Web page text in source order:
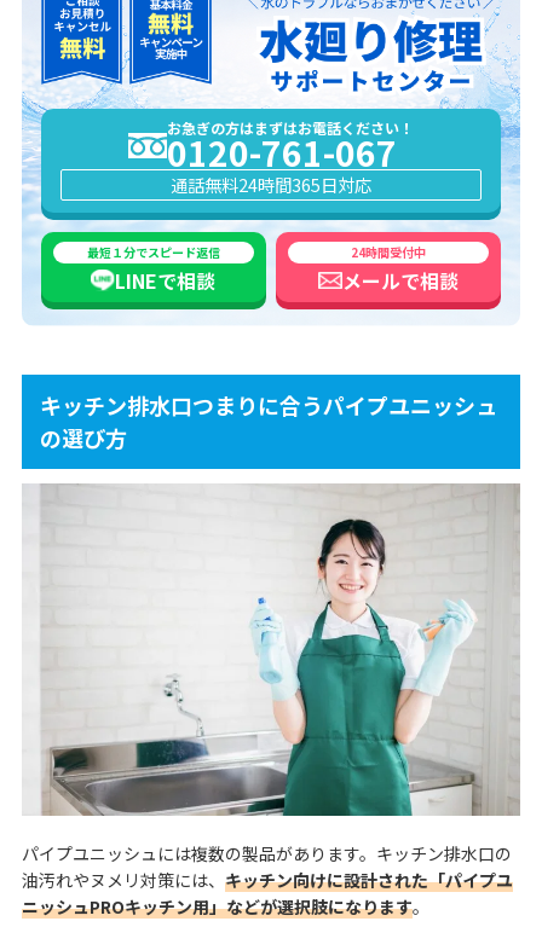
お急ぎの方はまずはお電話ください！
0120-761-067
通話無料24時間365日対応
最短１分でスピード返信
LINEで相談
24時間受付中
メールで相談
キッチン排水口つまりに合うパイプユニッシュ
の選び方
パイプユニッシュには複数の製品があります。キッチン排水口の
油汚れやヌメリ対策には、 キッチン向けに設計された「パイプユ
ニッシュPROキッチン用」などが選択肢になります。